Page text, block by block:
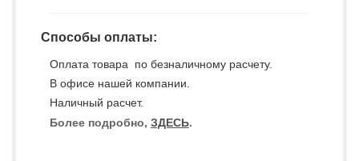
Способы оплаты:
Оплата товара по безналичному расчету.
В офисе нашей компании.
Наличный расчет.
Более подробно, ЗДЕСЬ.